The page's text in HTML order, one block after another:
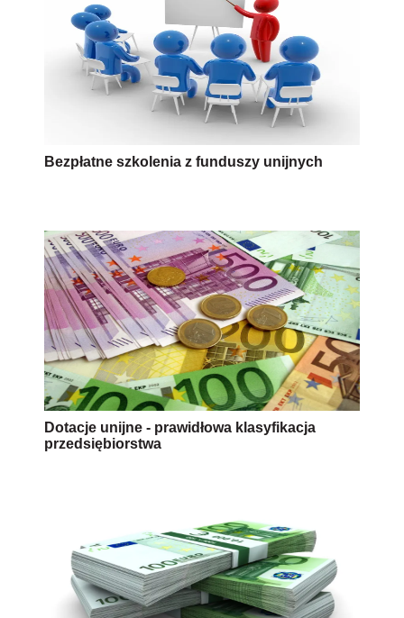
Bezpłatne szkolenia z funduszy unijnych
Dotacje unijne - prawidłowa klasyfikacja
przedsiębiorstwa